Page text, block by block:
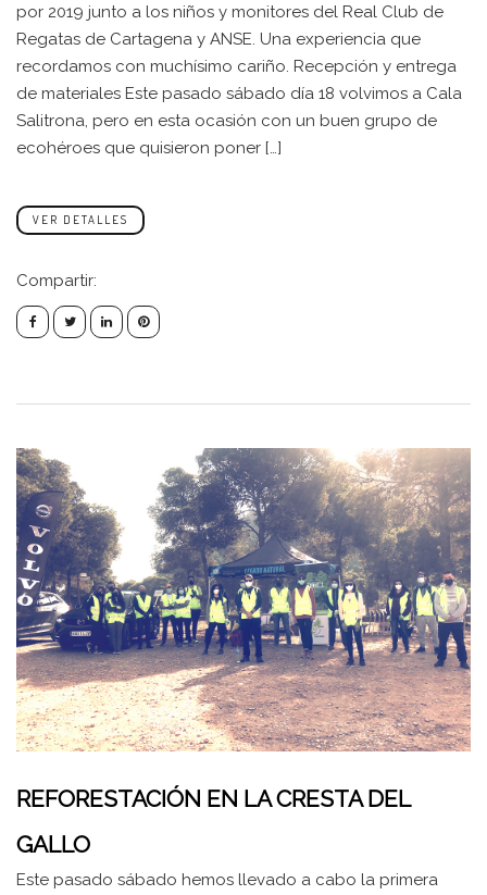
por 2019 junto a los niños y monitores del Real Club de
Regatas de Cartagena y ANSE. Una experiencia que
recordamos con muchísimo cariño. Recepción y entrega
de materiales Este pasado sábado día 18 volvimos a Cala
Salitrona, pero en esta ocasión con un buen grupo de
ecohéroes que quisieron poner […]
VER DETALLES
Compartir:
REFORESTACIÓN EN LA CRESTA DEL
GALLO
Este pasado sábado hemos llevado a cabo la primera